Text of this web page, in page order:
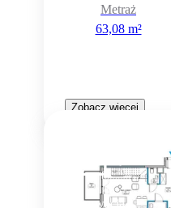
Metraż
63,08 m²
Zobacz więcej
Rezerwacja